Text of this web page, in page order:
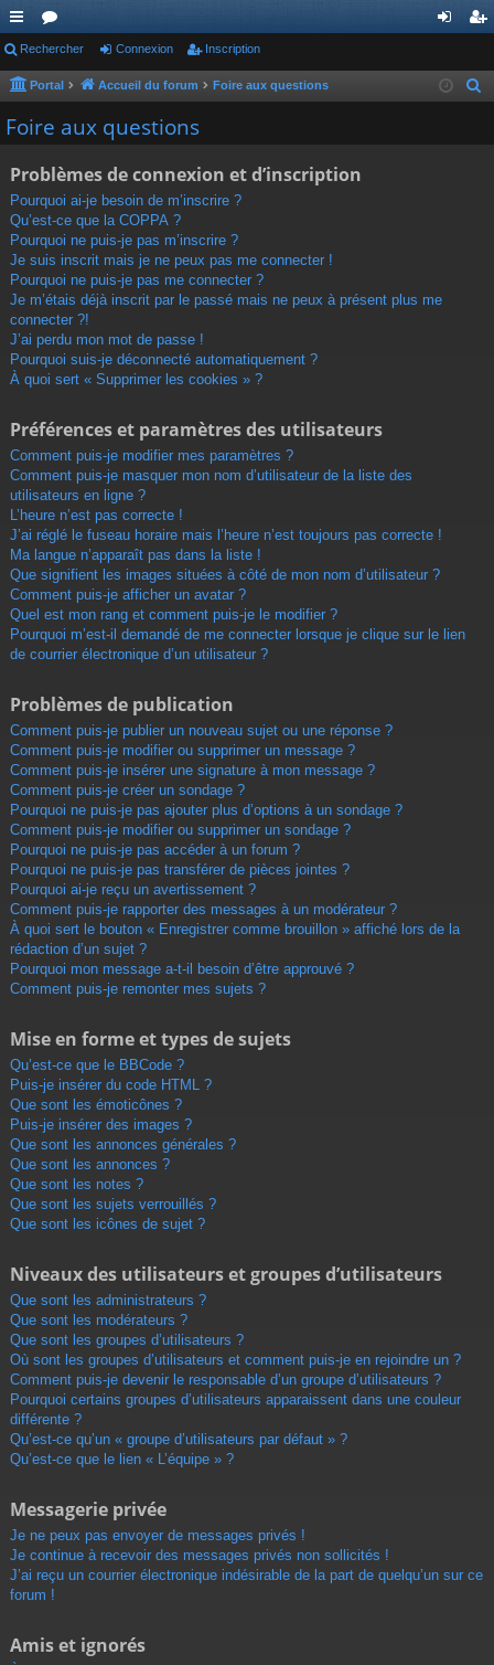
ac
co
ur
s
or
u ne cri
Rechercher Connexion Inscription
Portal Accueil du forum Foire aux questions
Foire aux questions
Problèmes de connexion et d’inscription
Pourquoi ai-je besoin de m’inscrire ?
Qu’est-ce que la COPPA ?
Pourquoi ne puis-je pas m’inscrire ?
Je suis inscrit mais je ne peux pas me connecter !
Pourquoi ne puis-je pas me connecter ?
Je m’étais déjà inscrit par le passé mais ne peux à présent plus me
connecter ?!
J’ai perdu mon mot de passe !
Pourquoi suis-je déconnecté automatiquement ?
À quoi sert « Supprimer les cookies » ?
Préférences et paramètres des utilisateurs
Comment puis-je modifier mes paramètres ?
Comment puis-je masquer mon nom d’utilisateur de la liste des
utilisateurs en ligne ?
L’heure n’est pas correcte !
J’ai réglé le fuseau horaire mais l’heure n’est toujours pas correcte !
Ma langue n’apparaît pas dans la liste !
Que signifient les images situées à côté de mon nom d’utilisateur ?
Comment puis-je afficher un avatar ?
Quel est mon rang et comment puis-je le modifier ?
Pourquoi m’est-il demandé de me connecter lorsque je clique sur le lien
de courrier électronique d’un utilisateur ?
Problèmes de publication
Comment puis-je publier un nouveau sujet ou une réponse ?
Comment puis-je modifier ou supprimer un message ?
Comment puis-je insérer une signature à mon message ?
Comment puis-je créer un sondage ?
Pourquoi ne puis-je pas ajouter plus d’options à un sondage ?
Comment puis-je modifier ou supprimer un sondage ?
Pourquoi ne puis-je pas accéder à un forum ?
Pourquoi ne puis-je pas transférer de pièces jointes ?
Pourquoi ai-je reçu un avertissement ?
Comment puis-je rapporter des messages à un modérateur ?
À quoi sert le bouton « Enregistrer comme brouillon » affiché lors de la
rédaction d’un sujet ?
Pourquoi mon message a-t-il besoin d’être approuvé ?
Comment puis-je remonter mes sujets ?
Mise en forme et types de sujets
Qu’est-ce que le BBCode ?
Puis-je insérer du code HTML ?
Que sont les émoticônes ?
Puis-je insérer des images ?
Que sont les annonces générales ?
Que sont les annonces ?
Que sont les notes ?
Que sont les sujets verrouillés ?
Que sont les icônes de sujet ?
Niveaux des utilisateurs et groupes d’utilisateurs
Que sont les administrateurs ?
Que sont les modérateurs ?
Que sont les groupes d’utilisateurs ?
Où sont les groupes d’utilisateurs et comment puis-je en rejoindre un ?
Comment puis-je devenir le responsable d’un groupe d’utilisateurs ?
Pourquoi certains groupes d’utilisateurs apparaissent dans une couleur
différente ?
Qu’est-ce qu’un « groupe d’utilisateurs par défaut » ?
Qu’est-ce que le lien « L’équipe » ?
Messagerie privée
Je ne peux pas envoyer de messages privés !
Je continue à recevoir des messages privés non sollicités !
J’ai reçu un courrier électronique indésirable de la part de quelqu’un sur ce
forum !
Amis et ignorés